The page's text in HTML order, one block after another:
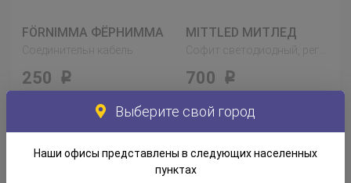
FÖRNIMMA ФЁРНИММА
250 Р
MITTLED МИТЛЕД
700 Р
Выберите свой город
Наши офисы представлены в следующих населенных
пунктах